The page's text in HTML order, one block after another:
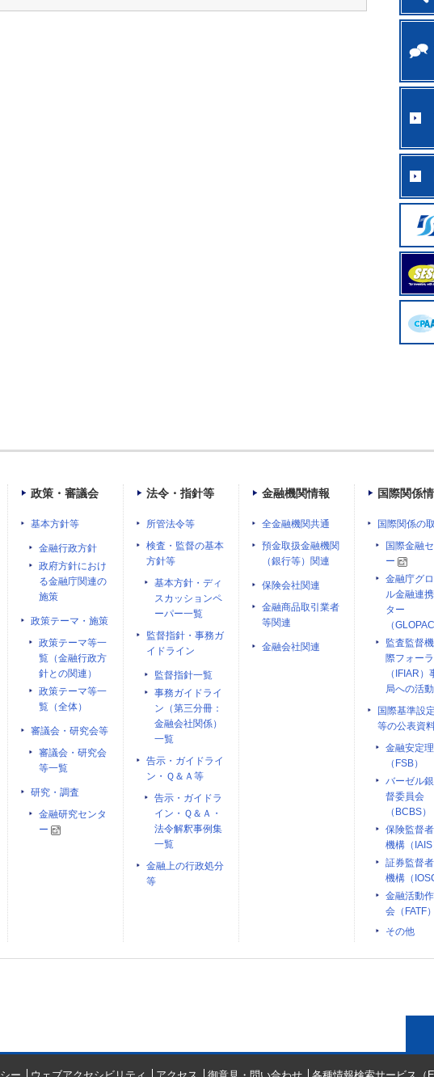
政策・審議会
基本方針等
金融行政方針
政府方針におけ
る金融庁関連の
施策
政策テーマ・施策
政策テーマ等一
覧（金融行政方
針との関連）
政策テーマ等一
覧（全体）
審議会・研究会等
審議会・研究会
等一覧
研究・調査
金融研究センタ
ー
法令・指針等
所管法令等
検査・監督の基本
方針等
基本方針・ディ
スカッションペ
ーパー一覧
監督指針・事務ガ
イドライン
監督指針一覧
事務ガイドライ
ン（第三分冊：
金融会社関係）
一覧
告示・ガイドライ
ン・Ｑ＆Ａ等
告示・ガイドラ
イン・Ｑ＆Ａ・
法令解釈事例集
一覧
金融上の行政処分
等
金融機関情報
全金融機関共通
預金取扱金融機関
（銀行等）関連
保険会社関連
金融商品取引業者
等関連
金融会社関連
国際関係
国際関係の
国際金融
ー
金融庁グ
ル金融連
ター
（GLOPAC
監査監督
際フォー
（IFIAR）
局への活
国際基準設
等の公表資
金融安定
（FSB）
バーゼル
督委員会
（BCBS）
保険監督
機構（IAIS
証券監督
機構（
金融活動
会（FATF）
その他